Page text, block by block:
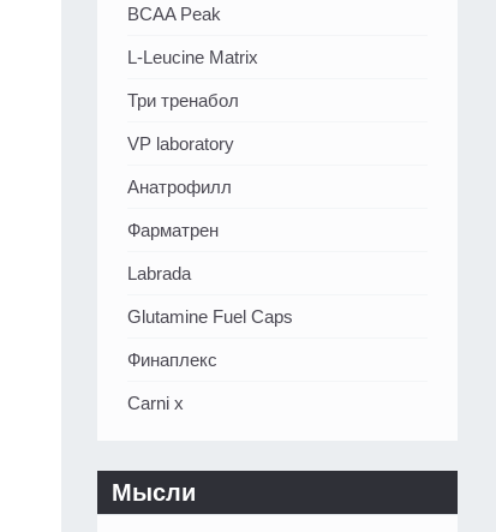
BCAA Peak
L-Leucine Matrix
Три тренабол
VP laboratory
Анатрофилл
Фарматрен
Labrada
Glutamine Fuel Caps
Финаплекс
Carni x
Мысли